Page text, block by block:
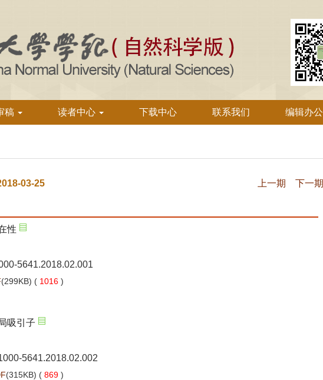
稿 读者中心 下载中心 联系我们 编辑办公
03-25 上一期 下一期
性
5641.2018.02.001
(299KB) ( 1016 )
吸引子
5641.2018.02.002
(315KB) ( 869 )